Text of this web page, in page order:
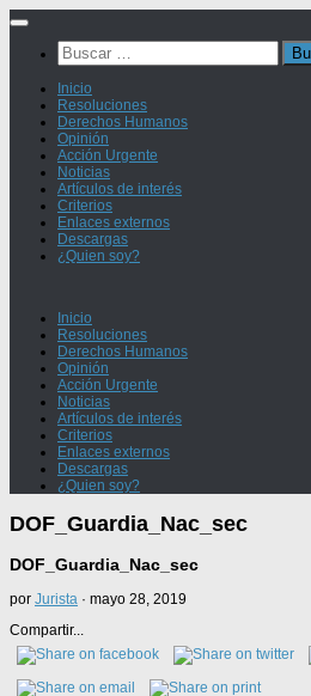
Saltar
contenidoBuscar:
Inicio
Resoluciones
Derechos Humanos
Opinión
Acción Urgente
Noticias
Artículos de interés
Criterios
Enlaces externos
Descargas
¿Quien soy?
Inicio
Resoluciones
Derechos Humanos
Opinión
Acción Urgente
Noticias
Artículos de interés
Criterios
Enlaces externos
Descargas
¿Quien soy?
DOF_Guardia_Nac_sec
DOF_Guardia_Nac_sec
por Jurista · mayo 28, 2019
Compartir...